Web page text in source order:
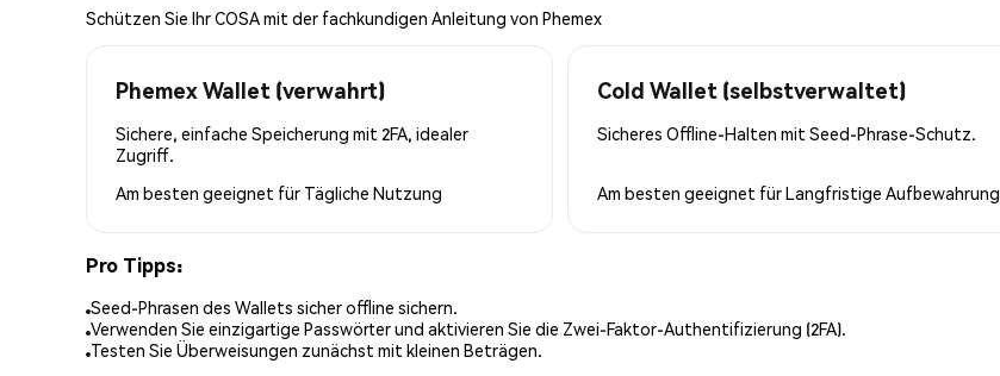
Schützen Sie Ihr COSA mit der fachkundigen Anleitung von Phemex
Phemex Wallet (verwahrt)
Sichere, einfache Speicherung mit 2FA, idealer
Zugriff.
Am besten geeignet für Tägliche Nutzung
Cold Wallet (selbstverwaltet)
Sicheres Offline-Halten mit Seed-Phrase-Schutz.
Am besten geeignet fürLangfristige Aufbewahrung
Pro Tipps:
Seed-Phrasen des Wallets sicher offline sichern.
Verwenden Sie einzigartige Passwörter und aktivieren Sie die Zwei-Faktor-Authentifizierung (2FA).
Testen Sie Überweisungen zunächst mit kleinen Beträgen.